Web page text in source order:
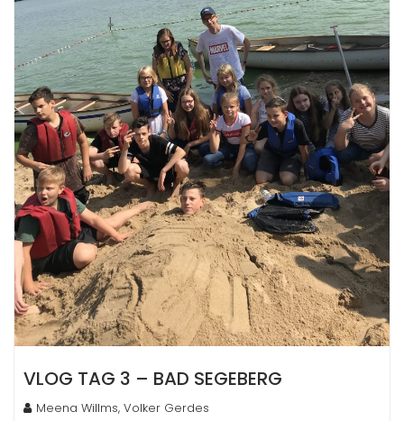
VLOG TAG 3 – BAD SEGEBERG
Meena Willms, Volker Gerdes